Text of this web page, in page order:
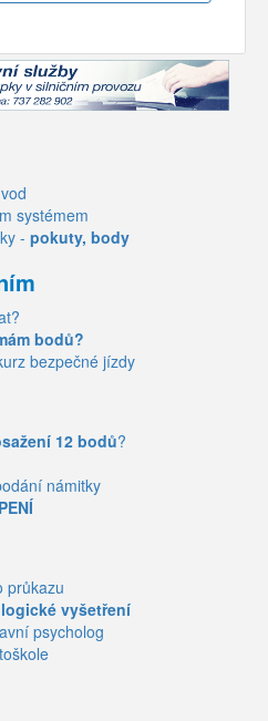
systémem
- pokuty, body
bodů?
bezpečné jízdy
12 bodů?
námitky
průkazu
vyšetření
psycholog